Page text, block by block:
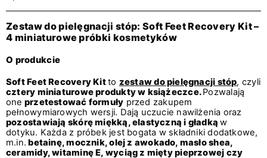
Zestaw do pielęgnacji stóp: Soft Feet Recovery Kit –
4 miniaturowe próbki kosmetyków
O produkcie
Soft Feet Recovery Kitto zestaw do pielęgnacji stóp, czyli
cztery miniaturowe produkty w książeczce.Pozwalają
one przetestować formuły przed zakupem
pełnowymiarowych wersji. Dają uczucie nawilżenia oraz
pozostawiają skórę miękką, elastyczną i gładkąw
dotyku. Każda z próbek jest bogata w składniki dodatkowe,
m.in. betainę, mocznik, olej z awokado, masło shea,
ceramidy, witaminę E, wyciąg z mięty pieprzowej czy